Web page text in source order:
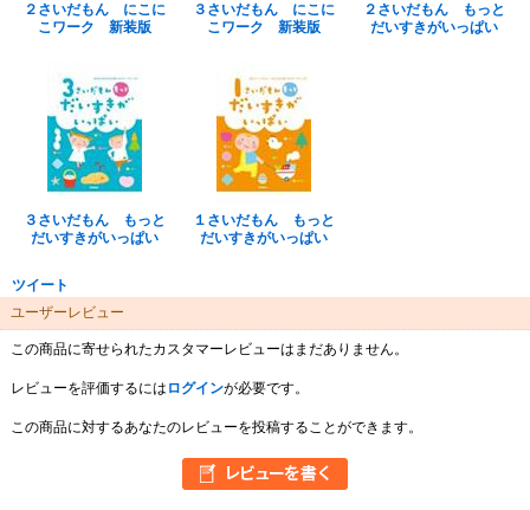
２さいだもん にこに
こワーク 新装版
３さいだもん にこに
こワーク 新装版
２さいだもん もっと
だいすきがいっぱい
３さいだもん もっと
だいすきがいっぱい
１さいだもん もっと
だいすきがいっぱい
ツイート
ユーザーレビュー
この商品に寄せられたカスタマーレビューはまだありません。
レビューを評価するには ログインが必要です。
この商品に対するあなたのレビューを投稿することができます。